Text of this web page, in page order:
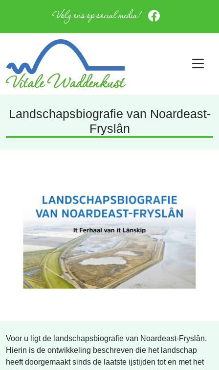
Volg ons op social media!
Landschapsbiografie van Noardeast-
Fryslân
Voor u ligt de landschapsbiografie van Noardeast-Fryslân.
Hierin is de ontwikkeling beschreven die het landschap
heeft doorgemaakt sinds de laatste ijstijden tot en met het